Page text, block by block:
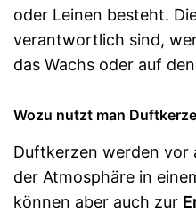
oder Leinen besteht.
verantwortlich sind,
das Wachs oder auf
Wozu nutzt man
Duftkerzen werden vor
der Atmosphäre in
können aber auch zur